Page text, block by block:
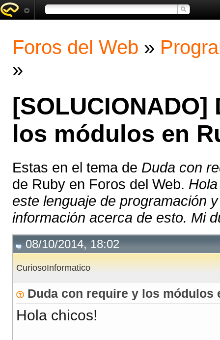
Foros del Web »
»
los módulos en
Estas en el tema de Duda con
de Ruby en Foros del Web.
este lenguaje de programación
información acerca de esto. Mi
08/10/2014, 18:02
CuriosoInformatico
Duda con require y los módulos
Hola chicos!